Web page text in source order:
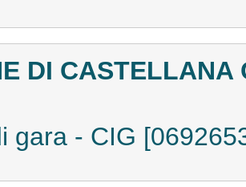
DI
gara - CIG